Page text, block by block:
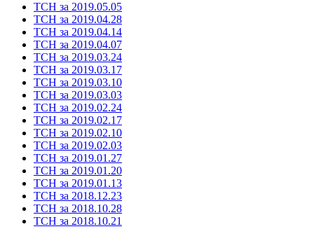
ТСН за 2019.05.05
ТСН за 2019.04.28
ТСН за 2019.04.14
ТСН за 2019.04.07
ТСН за 2019.03.24
ТСН за 2019.03.17
ТСН за 2019.03.10
ТСН за 2019.03.03
ТСН за 2019.02.24
ТСН за 2019.02.17
ТСН за 2019.02.10
ТСН за 2019.02.03
ТСН за 2019.01.27
ТСН за 2019.01.20
ТСН за 2019.01.13
ТСН за 2018.12.23
ТСН за 2018.10.28
ТСН за 2018.10.21